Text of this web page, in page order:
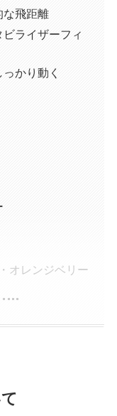
な飛距離
ライザーフィ
かり動く
オレンジベリー